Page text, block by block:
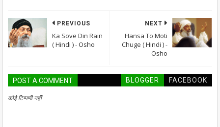
NEXT
Hansa To Moti
Chuge ( Hindi ) -
Osho
PREVIOUS
Ka Sove Din Rain
( Hindi ) - Osho
POST A COMMENT BLOGGER FACEBOOK
कोई टिप्पणी नहीं